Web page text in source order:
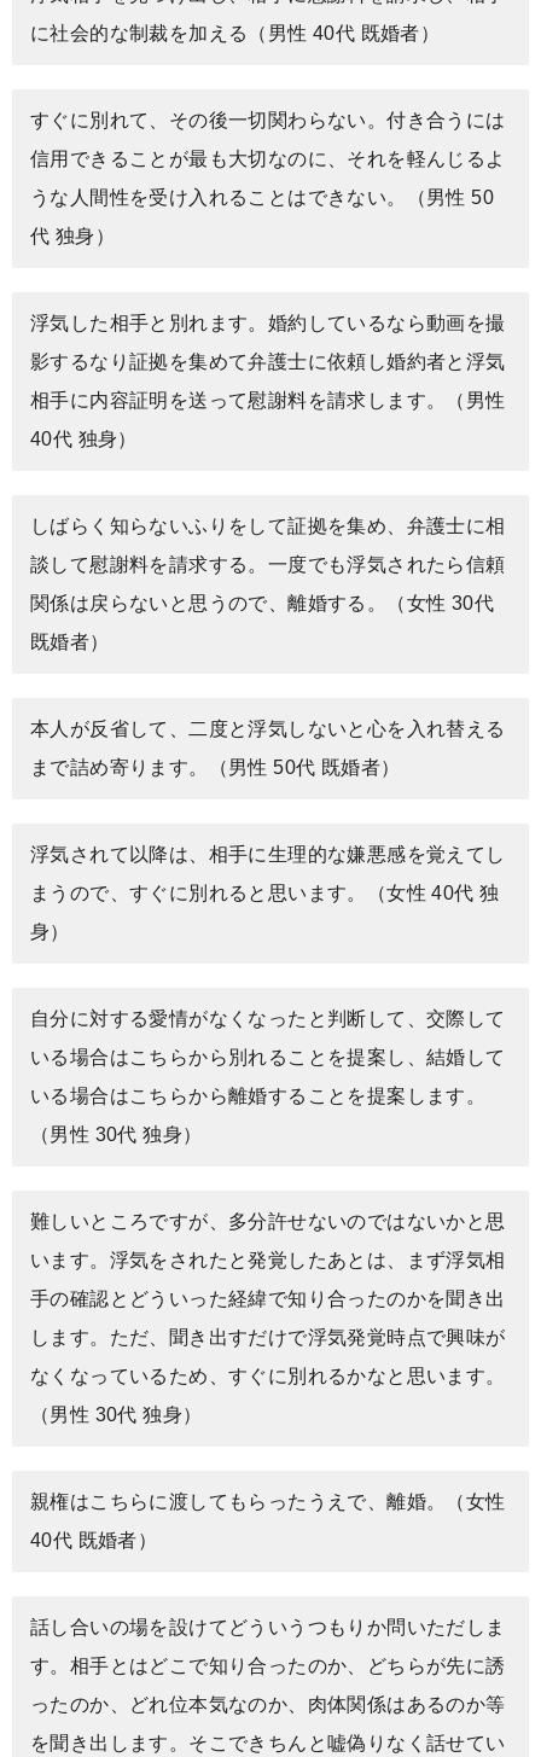
に社会的な制裁を加える（男性 40代 既婚者）
すぐに別れて、その後一切関わらない。付き合うには
信用できることが最も大切なのに、それを軽んじるよ
うな人間性を受け入れることはできない。（男性 50
代 独身）
浮気した相手と別れます。婚約しているなら動画を撮
影するなり証拠を集めて弁護士に依頼し婚約者と浮気
相手に内容証明を送って慰謝料を請求します。（男性
40代 独身）
しばらく知らないふりをして証拠を集め、弁護士に相
談して慰謝料を請求する。一度でも浮気されたら信頼
関係は戻らないと思うので、離婚する。（女性 30代
既婚者）
本人が反省して、二度と浮気しないと心を入れ替える
まで詰め寄ります。（男性 50代 既婚者）
浮気されて以降は、相手に生理的な嫌悪感を覚えてし
まうので、すぐに別れると思います。（女性 40代 独
身）
自分に対する愛情がなくなったと判断して、交際して
いる場合はこちらから別れることを提案し、結婚して
いる場合はこちらから離婚することを提案します。
（男性 30代 独身）
難しいところですが、多分許せないのではないかと思
います。浮気をされたと発覚したあとは、まず浮気相
手の確認とどういった経緯で知り合ったのかを聞き出
します。ただ、聞き出すだけで浮気発覚時点で興味が
なくなっているため、すぐに別れるかなと思います。
（男性 30代 独身）
親権はこちらに渡してもらったうえで、離婚。（女性
40代 既婚者）
話し合いの場を設けてどういうつもりか問いただしま
す。相手とはどこで知り合ったのか、どちらが先に誘
ったのか、どれ位本気なのか、肉体関係はあるのか等
を聞き出します。そこできちんと嘘偽りなく話せてい